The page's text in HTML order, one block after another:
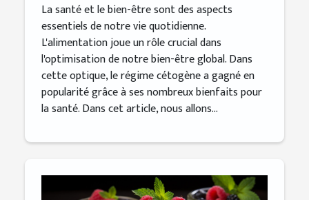
La santé et le bien-être sont des aspects
essentiels de notre vie quotidienne.
L'alimentation joue un rôle crucial dans
l'optimisation de notre bien-être global. Dans
cette optique, le régime cétogène a gagné en
popularité grâce à ses nombreux bienfaits pour
la santé. Dans cet article, nous allons...